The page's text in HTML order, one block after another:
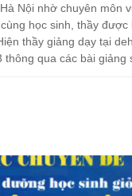
Nội nhờ chuyên môn
học sinh, thầy
thầy giảng dạy tại
thông qua các bài